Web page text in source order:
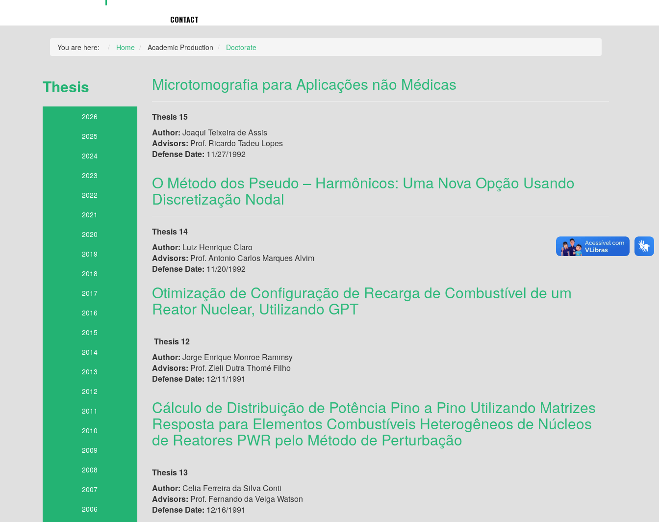
CONTACT
You are here: Home Academic Production Doctorate
Thesis
2026
2025
2024
2023
2022
2021
2020
2019
2018
2017
2016
2015
2014
2013
2012
2011
2010
2009
2008
2007
2006
Microtomografia para Aplicações não Médicas
Thesis 15
Author: Joaqui Teixeira de Assis
Advisors: Prof. Ricardo Tadeu Lopes
Defense Date: 11/27/1992
O Método dos Pseudo – Harmônicos: Uma Nova Opção Usando
Discretização Nodal
Thesis 14
Author: Luiz Henrique Claro
Advisors: Prof. Antonio Carlos Marques Alvim
Defense Date: 11/20/1992
Otimização de Configuração de Recarga de Combustível de um
Reator Nuclear, Utilizando GPT
Thesis 12
Author: Jorge Enrique Monroe Rammsy
Advisors: Prof. Zieli Dutra Thomé Filho
Defense Date: 12/11/1991
Cálculo de Distribuição de Potência Pino a Pino Utilizando Matrizes
Resposta para Elementos Combustíveis Heterogêneos de Núcleos
de Reatores PWR pelo Método de Perturbação
Thesis 13
Author: Celia Ferreira da Silva Conti
Advisors: Prof. Fernando da Veiga Watson
Defense Date: 12/16/1991